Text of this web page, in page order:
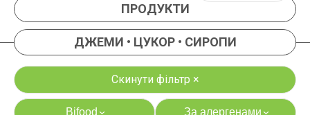
ПРОДУКТИ
ДЖЕМИ • ЦУКОР • СИРОПИ
Скинути фільтр ×
Bifood› За алергенами›